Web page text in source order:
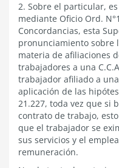
2. Sobre el particular,
mediante Oficio Ord.
Concordancias, esta
pronunciamiento sobre
materia de afiliaciones
trabajadores a una
trabajador afiliado a
aplicación de las
21.227, toda vez que si
contrato de trabajo,
que el trabajador se
sus servicios y el
remuneración.